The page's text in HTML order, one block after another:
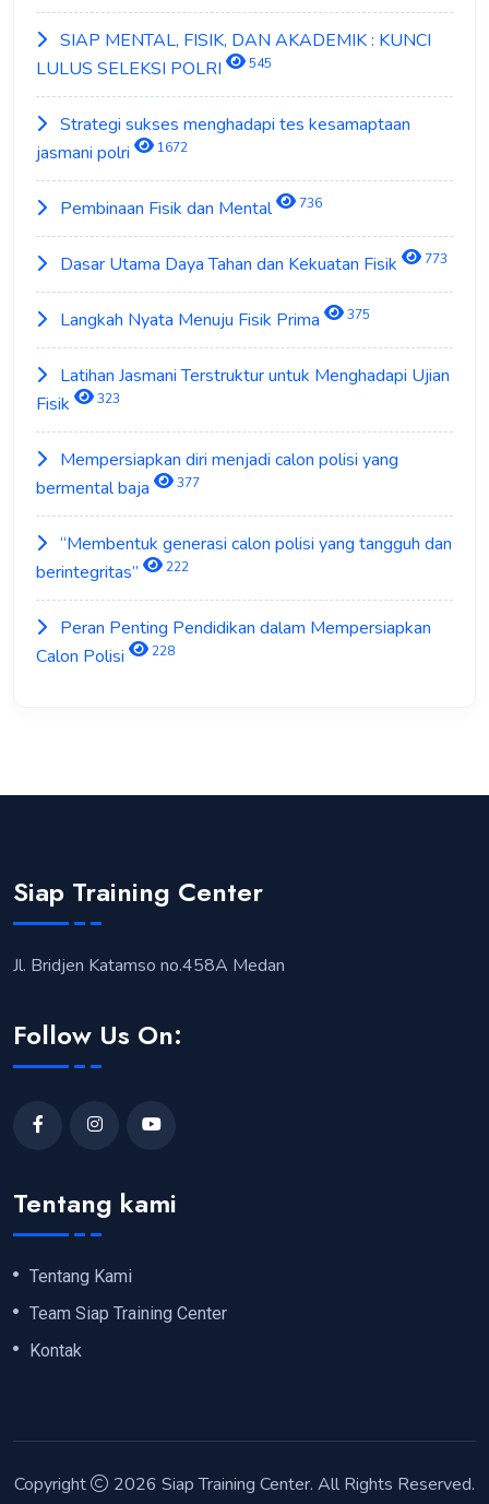
SIAP MENTAL, FISIK, DAN AKADEMIK : KUNCI
LULUS SELEKSI POLRI
545
Strategi sukses menghadapi tes kesamaptaan
jasmani polri
1672
Pembinaan Fisik dan Mental 736
Dasar Utama Daya Tahan dan Kekuatan Fisik 773
Langkah Nyata Menuju Fisik Prima 375
Latihan Jasmani Terstruktur untuk Menghadapi Ujian
Fisik
323
Mempersiapkan diri menjadi calon polisi yang
bermental baja
377
“Membentuk generasi calon polisi yang tangguh dan
berintegritas”
222
Peran Penting Pendidikan dalam Mempersiapkan
Calon Polisi
228
Siap Training Center
Jl. Bridjen Katamso no.458A Medan
Follow Us On:
Tentang kami
Tentang Kami
Team Siap Training Center
Kontak
Copyright 2026 Siap Training Center. All Rights Reserved.